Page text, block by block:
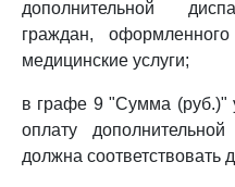
дополнительной
граждан,
медицинские услуги;
в графе 9 "Сумма (руб.)"
оплату
должна соответствовать